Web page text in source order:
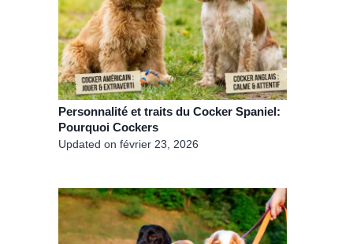
Personnalité et traits du Cocker Spaniel:
Pourquoi Cockers
Updated on février 23, 2026